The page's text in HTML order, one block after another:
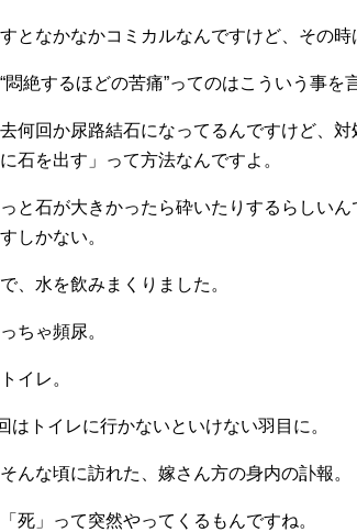
となかなかコミカルなんですけど、その時
“悶絶するほどの苦痛”ってのはこういう事を
何回か尿路結石になってるんですけど、
石を出す」って方法なんですよ。
と石が大きかったら砕いたりするらしい
しかない。
、水を飲みまくりました。
ちゃ頻尿。
イレ。
はトイレに行かないといけない羽目に。
んな頃に訪れた、嫁さん方の身内の訃報。
死」って突然やってくるもんですね。